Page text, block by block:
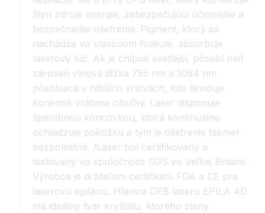
štyri zdroje energie, zabezpečujúci účinnejšie a
bezpečnejšie ošetrenie. Pigment, ktorý sa
nachádza vo vlasovom folikule, absorbuje
laserový lúč. Ak je chĺpok svetlejší, pôsobí naň
zároveň vlnová dĺžka 755 nm a 1064 nm
pôsobiaca v hlbších vrstvách, kde likviduje
korienok vrátane cibuľky. Laser disponuje
špeciálnou koncovkou, ktorá kontinuálne
ochladzuje pokožku a tým je ošetrenie takmer
bezbolestné. /Laser bol certifikovaný a
testovaný vo spoločnosti SGS vo Veľkej Británii.
Výrobca je držiteľom certifikátu FDA a CE pre
laserovú epiláciu. Hlavica DFB laseru EPILA 4D
má ideálny tvar kryštálu, ktorého steny